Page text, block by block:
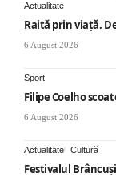
Actualitate
Raită prin viață.
6 August 2026
Sport
Filipe Coelho
6 August 2026
Actualitate Cultură
Festivalul